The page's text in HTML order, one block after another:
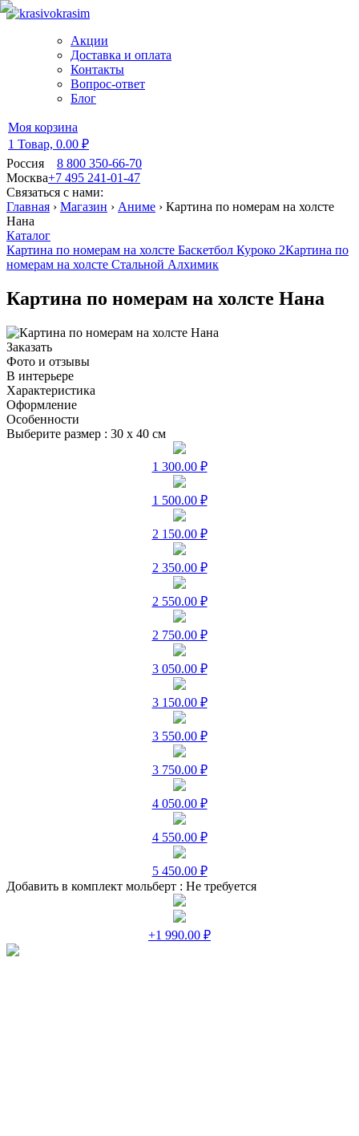
Акции
Доставка и оплата
Контакты
Вопрос-ответ
Блог
Моя корзина
1 Товар, 0.00 ₽
Россия
8 800 350-66-70
Москва+7 495 241-01-47
Связаться с нами:
Главная › Магазин › Аниме › Картина по номерам на холсте
Нана
Каталог
Картина по номерам на холсте Баскетбол Куроко 2Картина по
номерам на холсте Стальной Алхимик
Картина по номерам на холсте Нана
Заказать
Фото и отзывы
В интерьере
Характеристика
Оформление
Особенности
Выберите размер : 30 х 40 см
1 300.00 ₽
1 500.00 ₽
2 150.00 ₽
2 350.00 ₽
2 550.00 ₽
2 750.00 ₽
3 050.00 ₽
3 150.00 ₽
3 550.00 ₽
3 750.00 ₽
4 050.00 ₽
4 550.00 ₽
5 450.00 ₽
Добавить в комплект мольберт : Не требуется
+1 990.00 ₽